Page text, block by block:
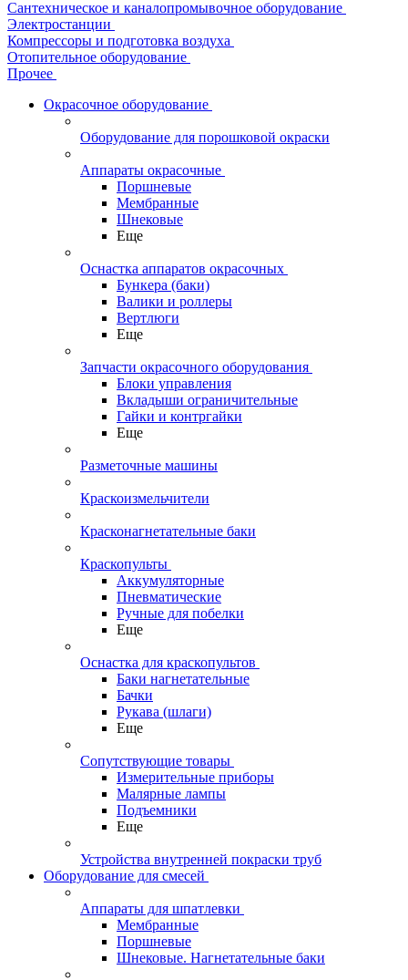
Сантехническое и каналопромывочное оборудование
Электростанции
Компрессоры и подготовка воздуха
Отопительное оборудование
Прочее
Окрасочное оборудование
Оборудование для порошковой окраски
Аппараты окрасочные
Поршневые
Мембранные
Шнековые
Еще
Оснастка аппаратов окрасочных
Бункера (баки)
Валики и роллеры
Вертлюги
Еще
Запчасти окрасочного оборудования
Блоки управления
Вкладыши ограничительные
Гайки и контргайки
Еще
Разметочные машины
Краскоизмельчители
Красконагнетательные баки
Краскопульты
Аккумуляторные
Пневматические
Ручные для побелки
Еще
Оснастка для краскопультов
Баки нагнетательные
Бачки
Рукава (шлаги)
Еще
Сопутствующие товары
Измерительные приборы
Малярные лампы
Подъемники
Еще
Устройства внутренней покраски труб
Оборудование для смесей
Аппараты для шпатлевки
Мембранные
Поршневые
Шнековые. Нагнетательные баки